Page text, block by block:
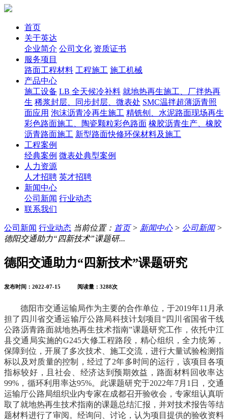
首页
关于英达
企业简介 公司文化 资质证书
服务项目
路面工程材料 工程施工 施工机械
产品中心
施工设备 LB 全天候冷补料 就地热再生施工、厂拌热再
生 稀浆封层、同步封层、微表处 SMC温拌超薄沥青照
面应用 泡沫沥青冷再生施工 精铣刨、水泥路面现场再生
彩色路面施工、陶瓷颗粒彩色路面 橡胶沥青生产、橡胶
沥青路面施工 新型路面快修环保材料及施工
工程案例
经典案例 微表处典型案例
人力资源
人才招聘 英才招聘
新闻中心
公司新闻 行业动态
联系我们
公司新闻 行业动态 当前位置： 首页> 新闻中心> 公司新闻>
德阳交通助力“四新技术”课题研...
德阳交通助力“四新技术”课题研究
发布时间：2022-07-15 阅读量：3288次
德阳市交通运输局作为主要的合作单位，于2019年11月承
担了四川省交通运输厅公路局科技计划项目“四川省国省干线
公路沥青路面就地热再生技术指南”课题研究工作，依托中江
县交通局实施的G245大修工程路段，精心组织，全力统筹，
保障到位，开展了多次技术、施工交流，进行大量试验检测指
标以及对质量的控制，经过了2年多时间的运行，该项目各项
指标较好，且社会、经济达到预期效益，路面材料回收率达
99%，循环利用率达95%。此课题研究于2022年7月1日，交通
运输厅公路局组织业内专家在成都召开验收会，专家组认真听
取了就地热再生技术指南的课题总结汇报，并对技术报告等结
题材料进行了审阅。经询问、讨论，认为项目提供的验收资料